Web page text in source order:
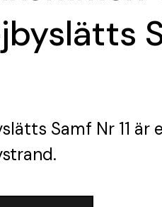
Samf Nr 11 är